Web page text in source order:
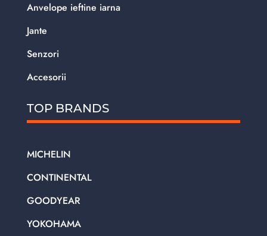
Anvelope ieftine iarna
Jante
Senzori
Accesorii
TOP BRANDS
MICHELIN
CONTINENTAL
GOODYEAR
YOKOHAMA